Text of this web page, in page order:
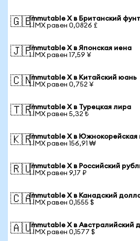
🇬🇧Immutable X в Британский
1 IMX равен 0,0826 £
🇯🇵Immutable X в Японская иена
1 IMX равен 17,59 ¥
🇨🇳Immutable X в Китайский юань
1 IMX равен 0,752 ¥
🇹🇷Immutable X в Турецкая лира
1 IMX равен 5,32 ₺
🇰🇷Immutable X в Южнокорейская
1 IMX равен 156,91 ₩
🇷🇺Immutable X в Российский
1 IMX равен 9,17 ₽
🇨🇦Immutable X в Канадский
1 IMX равен 0,1555 $
🇦🇺Immutable X в Австралийский
1 IMX равен 0,1577 $